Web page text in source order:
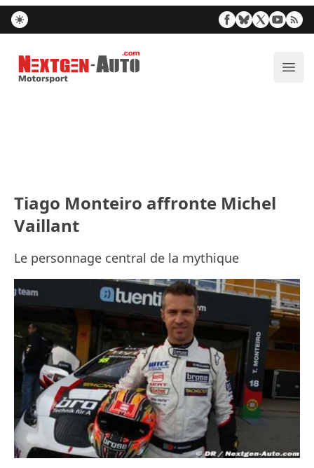
Nextgen-Auto.com
Tiago Monteiro affronte Michel
Vaillant
Le personnage central de la mythique